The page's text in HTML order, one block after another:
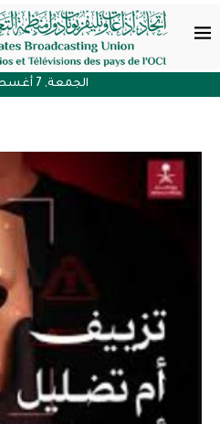
الجمعة, 7 أغسطس , 2026